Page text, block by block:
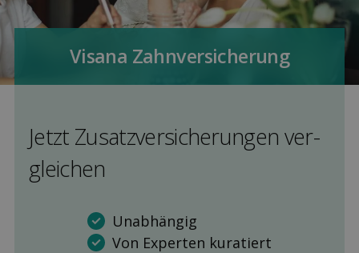
Visana Zahn­versicherung
Jetzt Zusatz­versicherungen ver­
gleichen
Unabhängig
Von Experten kuratiert